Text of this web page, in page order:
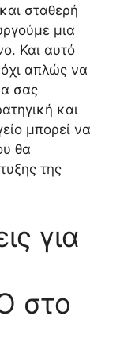
σταθερή
μια
Και αυτό
απλώς να
σας
και
μπορεί να
θα
της
για
στο